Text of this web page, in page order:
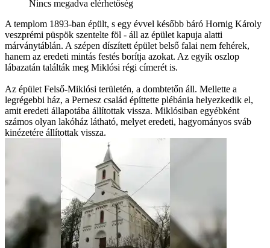
Nincs megadva elérhetőség
A templom 1893-ban épült, s egy évvel később báró Hornig Károly
veszprémi püspök szentelte föl - áll az épület kapuja alatti
márványtáblán. A szépen díszített épület belső falai nem fehérek,
hanem az eredeti mintás festés borítja azokat. Az egyik oszlop
lábazatán találták meg Miklósi régi címerét is.
Az épület Felső-Miklósi területén, a dombtetőn áll. Mellette a
legrégebbi ház, a Pernesz család építtette plébánia helyezkedik el,
amit eredeti állapotába állítottak vissza. Miklósiban egyébként
számos olyan lakóház látható, melyet eredeti, hagyományos sváb
kinézetére állítottak vissza.